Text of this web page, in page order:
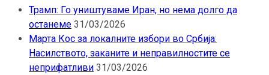
Трамп: Го уништуваме Иран, но нема долго да
останеме 31/03/2026
Марта Кос за локалните избори во Србија:
Насилството, заканите и неправилностите се
неприфатливи 31/03/2026